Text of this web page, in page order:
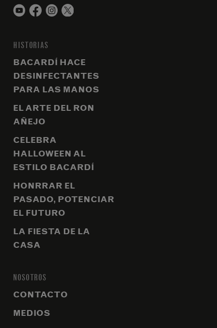
HISTORIAS
BACARDÍ HACE
DESINFECTANTES
PARA LAS MANOS
EL ARTE DEL RON
AÑEJO
CELEBRA
HALLOWEEN AL
ESTILO BACARDÍ
HONRRAR EL
PASADO, POTENCIAR
EL FUTURO
LA FIESTA DE LA
CASA
NOSOTROS
CONTACTO
MEDIOS